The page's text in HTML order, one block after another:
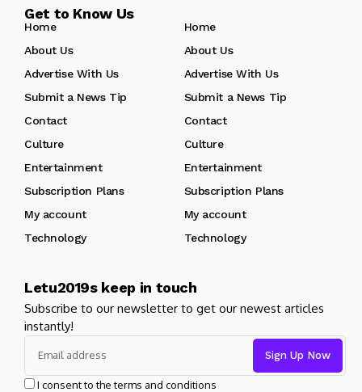
Get to Know Us
Home
Home
About Us
About Us
Advertise With Us
Advertise With Us
Submit a News Tip
Submit a News Tip
Contact
Contact
Culture
Culture
Entertainment
Entertainment
Subscription Plans
Subscription Plans
My account
My account
Technology
Technology
Letu2019s keep in touch
Subscribe to our newsletter to get our newest articles
instantly!
I consent to the terms and conditions